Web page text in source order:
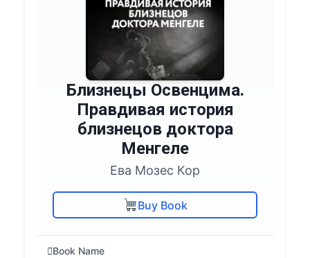
Близнецы Освенцима.
Правдивая история
близнецов доктора
Менгеле
Ева Мозес Кор
Buy Book
Book Name